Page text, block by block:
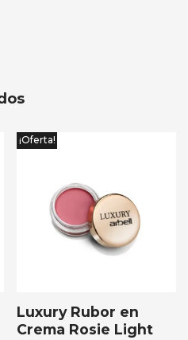
¡Oferta!
Luxury Rubor en
Crema Rosie Light